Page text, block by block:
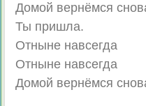
Домой вернёмся
Ты пришла.
Отныне навсегда
Отныне навсегда
Домой вернёмся